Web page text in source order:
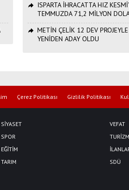
ISPARTA İHRACATTA HIZ
TEMMUZDA 71,2 MİLYON
METİN ÇELİK 12 DEV PROJEYLE
YENİDEN ADAY OLDU
Çerez Politikası Gizlilik Politikası
SİYASET
SPOR
EĞİTİM
TARIM
VEFAT
SDÜ